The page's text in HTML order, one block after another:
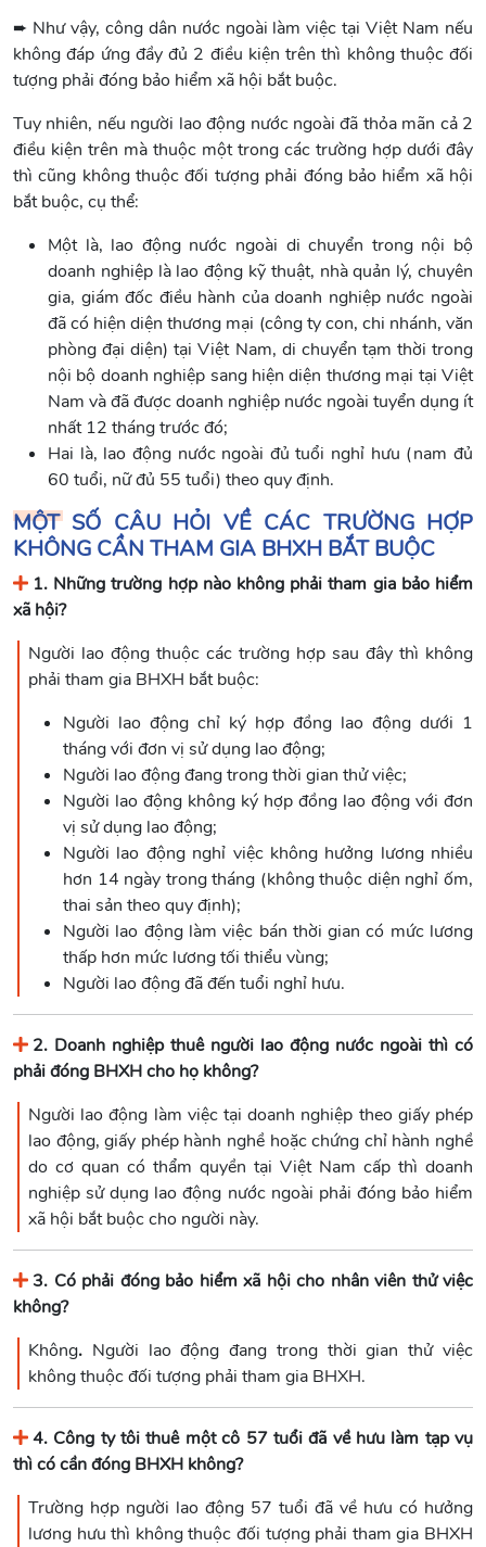
➨ Như vậy, công dân nước ngoài làm việc tại Việt Nam nếu
không đáp ứng đầy đủ 2 điều kiện trên thì không thuộc đối
tượng phải đóng bảo hiểm xã hội bắt buộc.
Tuy nhiên, nếu người lao động nước ngoài đã thỏa mãn cả 2
điều kiện trên mà thuộc một trong các trường hợp dưới đây
thì cũng không thuộc đối tượng phải đóng bảo hiểm xã hội
bắt buộc, cụ thể:
Một là, lao động nước ngoài di chuyển trong nội bộ
doanh nghiệp là lao động kỹ thuật, nhà quản lý, chuyên
gia, giám đốc điều hành của doanh nghiệp nước ngoài
đã có hiện diện thương mại (công ty con, chi nhánh, văn
phòng đại diện) tại Việt Nam, di chuyển tạm thời trong
nội bộ doanh nghiệp sang hiện diện thương mại tại Việt
Nam và đã được doanh nghiệp nước ngoài tuyển dụng ít
nhất 12 tháng trước đó;
Hai là, lao động nước ngoài đủ tuổi nghỉ hưu (nam đủ
60 tuổi, nữ đủ 55 tuổi) theo quy định.
MỘT SỐ CÂU HỎI VỀ CÁC TRƯỜNG HỢP
KHÔNG CẦN THAM GIA BHXH BẮT BUỘC
1. Những trường hợp nào không phải tham gia bảo hiểm
xã hội?
Người lao động thuộc các trường hợp sau đây thì không
phải tham gia BHXH bắt buộc:
Người lao động chỉ ký hợp đồng lao động dưới 1
tháng với đơn vị sử dụng lao động;
Người lao động đang trong thời gian thử việc;
Người lao động không ký hợp đồng lao động với đơn
vị sử dụng lao động;
Người lao động nghỉ việc không hưởng lương nhiều
hơn 14 ngày trong tháng (không thuộc diện nghỉ ốm,
thai sản theo quy định);
Người lao động làm việc bán thời gian có mức lương
thấp hơn mức lương tối thiểu vùng;
Người lao động đã đến tuổi nghỉ hưu.
2. Doanh nghiệp thuê người lao động nước ngoài thì có
phải đóng BHXH cho họ không?
Người lao động làm việc tại doanh nghiệp theo giấy phép
lao động, giấy phép hành nghề hoặc chứng chỉ hành nghề
do cơ quan có thẩm quyền tại Việt Nam cấp thì doanh
nghiệp sử dụng lao động nước ngoài phải đóng bảo hiểm
xã hội bắt buộc cho người này.
3. Có phải đóng bảo hiểm xã hội cho nhân viên thử việc
không?
Không. Người lao động đang trong thời gian thử việc
không thuộc đối tượng phải tham gia BHXH.
4. Công ty tôi thuê một cô 57 tuổi đã về hưu làm tạp vụ
thì có cần đóng BHXH không?
Trường hợp người lao động 57 tuổi đã về hưu có hưởng
lương hưu thì không thuộc đối tượng phải tham gia BHXH